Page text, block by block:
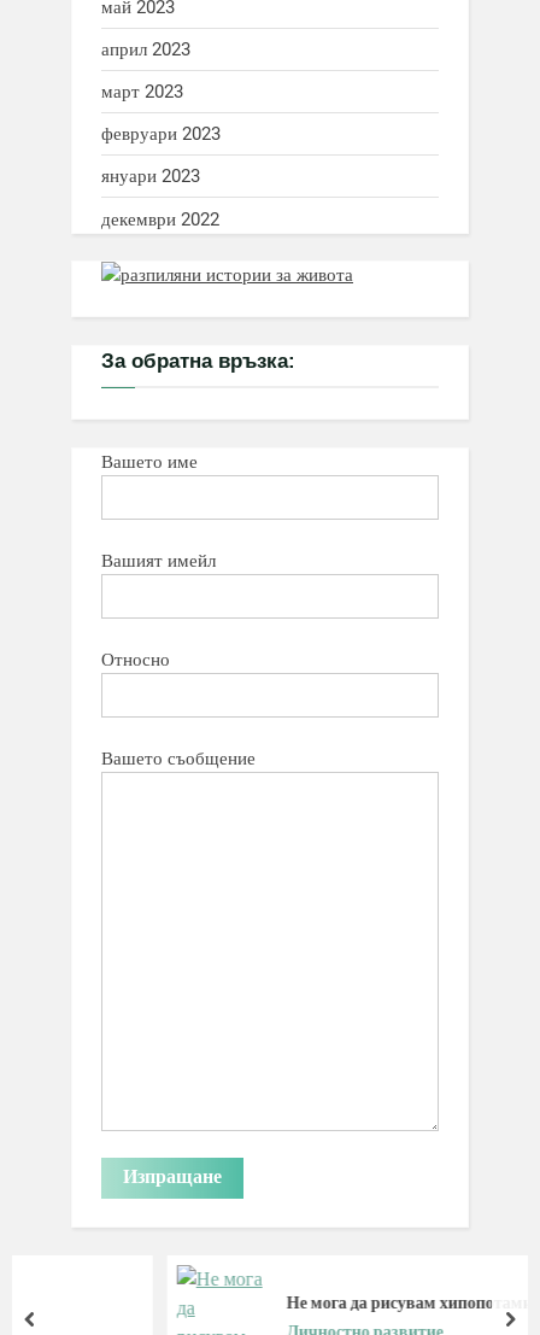
май 2023
април 2023
март 2023
февруари 2023
януари 2023
декември 2022
За обратна връзка:
Вашето име
Вашият имейл
Относно
Вашето съобщение
Не мога да рисувам хипопотами
prev